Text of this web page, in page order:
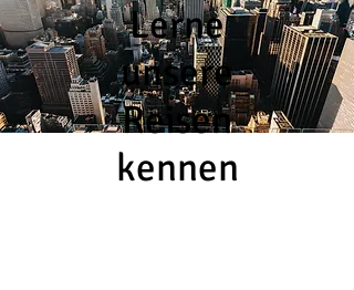
Lerne
unsere
Reisen
kennen